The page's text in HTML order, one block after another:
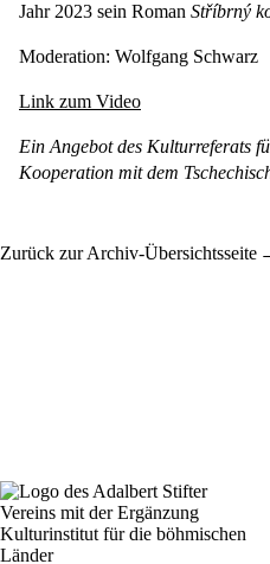
Jahr 2023 sein Roman Stříbrný
Moderation: Wolfgang Schwarz
Link zum Video
Ein Angebot des Kulturreferats
Kooperation mit dem
Zurück zur Archiv-Übersichtsseite